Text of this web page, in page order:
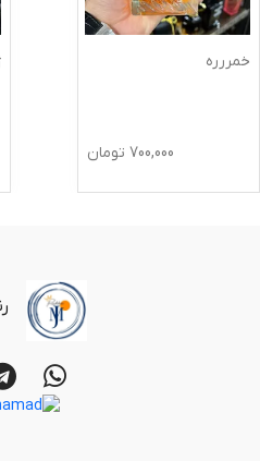
خمررره
700,000 تومان